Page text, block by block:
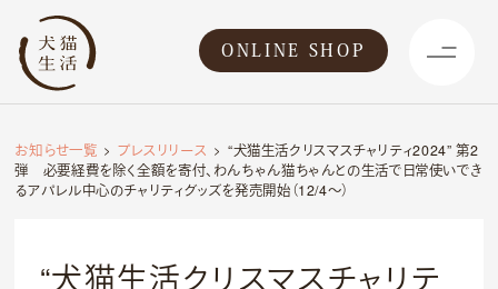
ONLINE SHOP
お知らせ一覧 プレスリリース
“犬猫生活クリスマスチャリティ2024” 第2
弾 必要経費を除く全額を寄付、わんちゃん猫ちゃんとの生活で日常使いでき
るアパレル中心のチャリティグッズを発売開始（12/4～）
“犬猫生活クリスマスチャリテ